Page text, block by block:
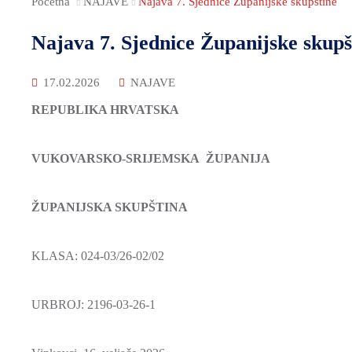
Najava 7. Sjednice Županijske
17.02.2026 NAJAVE
REPUBLIKA HRVATSKA
VUKOVARSKO-SRIJEMSKA ŽUPANIJA
ŽUPANIJSKA SKUPŠTINA
KLASA: 024-03/26-02/02
URBROJ: 2196-03-26-1